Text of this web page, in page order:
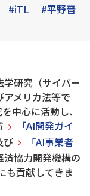
#iTL #平野晋
研究（サイバー
メリカ法等で
中心に活動し、
「AI開発ガイ
び
「AI事業者
協力開発機構の
も貢献してきま